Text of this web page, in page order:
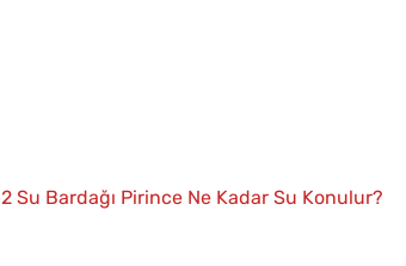
2 Su Bardağı Pirince Ne Kadar Su Konulur?